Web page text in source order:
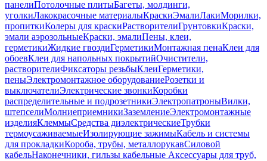
панелиПотолочные плитыБагеты, молдинги,
уголкиЛакокрасочные материалыКраскиЭмалиЛакиМорилки,
пропиткиКолеры для краскиРастворителиГрунтовкиКраски,
эмали аэрозольныеКраски, эмалиПены, клеи,
герметикиЖидкие гвоздиГерметикиМонтажная пенаКлеи для
обоевКлеи для напольных покрытийОчистители,
растворителиФиксаторы резьбыКлеиГерметики,
пеныЭлектромонтажное оборудованиеРозетки и
выключателиЭлектрические звонкиКоробки
распределительные и подрозетникиЭлектропатроныВилки,
штепселиМолниеприемникиЗаземлениеЭлектромонтажные
изделияКлеммыСредства диэлектрическиеТрубки
термоусаживаемыеИзолирующие зажимыКабель и системы
для прокладкиКороба, трубы, металлорукавСиловой
кабельНаконечники, гильзы кабельные Аксессуары для труб,